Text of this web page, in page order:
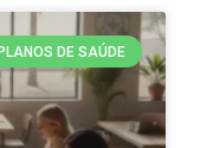
DE SAÚDE